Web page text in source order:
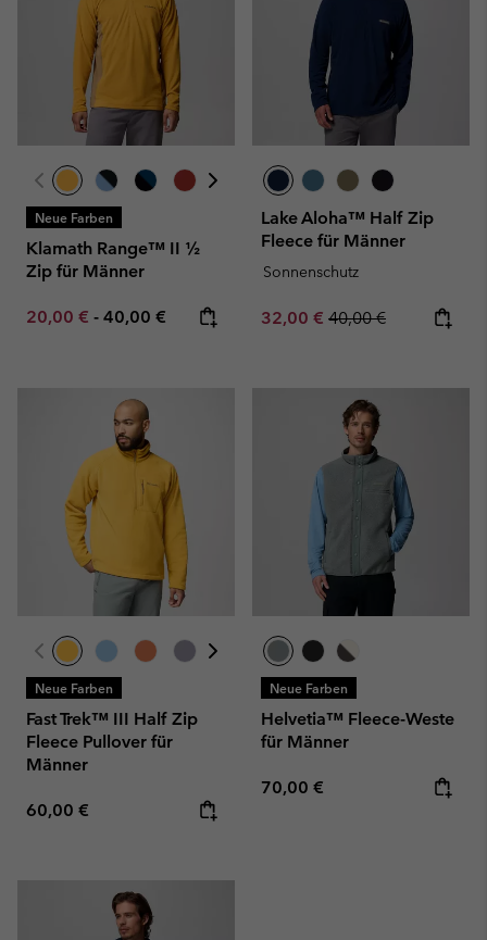
Neue Farben
Klamath Range™ II ½
Zip für Männer
Minimum sale price:
20,00 € - Maximum price:
40,00 €
Lake Aloha™ Half Zip
Fleece für Männer
Sonnenschutz
Sale price:
32,00 € Regular price:
40,00 €
Neue Farben
Fast Trek™ III Half Zip
Fleece Pullover für
Männer
Regular price:
60,00 €
Neue Farben
Helvetia™ Fleece-Weste
für Männer
Regular price:
70,00 €